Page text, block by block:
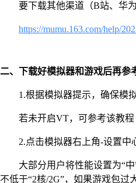
要下载其他渠道（B站、华
https://mumu.163.com/help/
二、下载好模拟器和游戏后再参
1.根据模拟器提示，确保模
若未开启VT，可参考该教程
2.点击模拟器右上角-设置中
大部分用户将性能设置为“
不低于“2核/2G”，如果游戏包过